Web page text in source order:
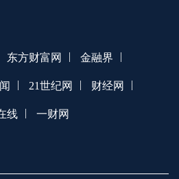
东方财富网 金融界
21世纪网 财经网
线 一财网